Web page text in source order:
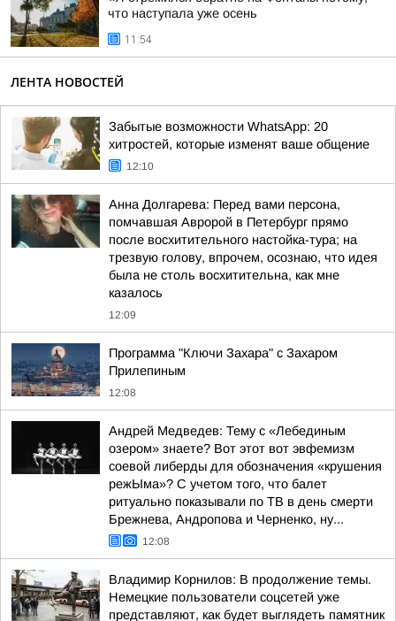
что наступала уже осень
11:54
ЛЕНТА НОВОСТЕЙ
Забытые возможности WhatsApp: 20
хитростей, которые изменят ваше общение
12:10
Анна Долгарева: Перед вами персона,
помчавшая Авророй в Петербург прямо
после восхитительного настойка-тура; на
трезвую голову, впрочем, осознаю, что идея
была не столь восхитительна, как мне
казалось
12:09
Программа "Ключи Захара" с Захаром
Прилепиным
12:08
Андрей Медведев: Тему с «Лебединым
озером» знаете? Вот этот вот эвфемизм
соевой либерды для обозначения «крушения
режЫма»? С учетом того, что балет
ритуально показывали по ТВ в день смерти
Брежнева, Андропова и Черненко, ну...
12:08
Владимир Корнилов: В продолжение темы.
Немецкие пользователи соцсетей уже
представляют, как будет выглядеть памятник